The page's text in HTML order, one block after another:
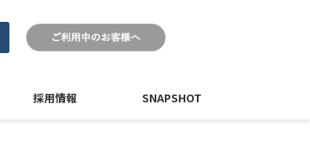
採用情報 SNAPSHOT